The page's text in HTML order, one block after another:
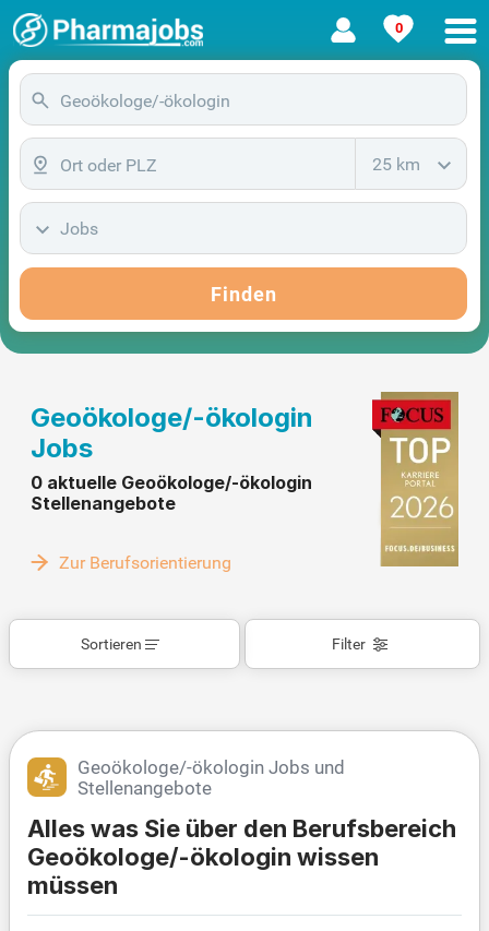
0
25 km
Jobs
Finden
Geoökologe/-ökologin
Jobs
0 aktuelle Geoökologe/-ökologin
Stellenangebote
Zur Berufsorientierung
Filter
Sortieren
Geoökologe/-ökologin Jobs und
Stellenangebote
Alles was Sie über den Berufsbereich
Geoökologe/-ökologin wissen
müssen